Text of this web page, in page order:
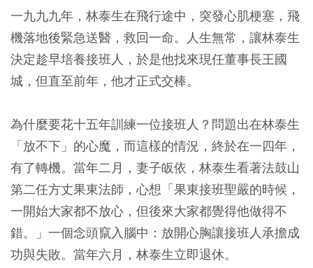
一九九九年，林泰生在飛行途中，突發心肌梗塞，飛
機落地後緊急送醫，救回一命。人生無常，讓林泰生
決定趁早培養接班人，於是他找來現任董事長王國
城，但直至前年，他才正式交棒。
為什麼要花十五年訓練一位接班人？問題出在林泰生
「放不下」的心魔，而這樣的情況，終於在一四年，
有了轉機。當年二月，妻子皈依，林泰生看著法鼓山
第二任方丈果東法師，心想「果東接班聖嚴的時候，
一開始大家都不放心，但後來大家都覺得他做得不
錯。」一個念頭竄入腦中：放開心胸讓接班人承擔成
功與失敗。當年六月，林泰生立即退休。